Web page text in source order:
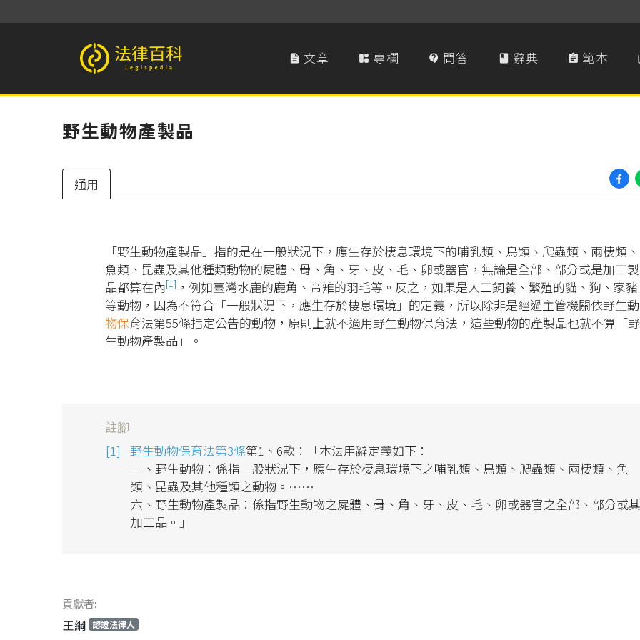
法律百科 Legispedia  文章  專欄  問答  辭典  範本
野生動物產製品
通用
「野生動物產製品」指的是在一般狀況下，應生存於棲息環境下的哺乳類、鳥類、爬蟲類、兩棲類、
魚類、昆蟲及其他種類動物的屍體、骨、角、牙、皮、毛、卵或器官，無論是全部、部分或是加工製
品都算在內[1] ，例如臺灣水鹿的鹿角、帝雉的羽毛等。反之，如果是人工飼養、繁殖的貓、狗、家豬
等動物，因為不符合「一般狀況下，應生存於棲息環境」的定義，所以除非是經過主管機關依野生動
物保育法第55條指定公告的動物，原則上就不適用野生動物保育法，這些動物的產製品也就不算「野
生動物產製品」。
註腳
野生動物保育法第3條第1、6款：「本法用辭定義如下：
一、野生動物：係指一般狀況下，應生存於棲息環境下之哺乳類、鳥類、爬蟲類、兩棲類、魚
類、昆蟲及其他種類之動物。……
六、野生動物產製品：係指野生動物之屍體、骨、角、牙、皮、毛、卵或器官之全部、部分或其
加工品。」
貢獻者:
王綱 認證法律人